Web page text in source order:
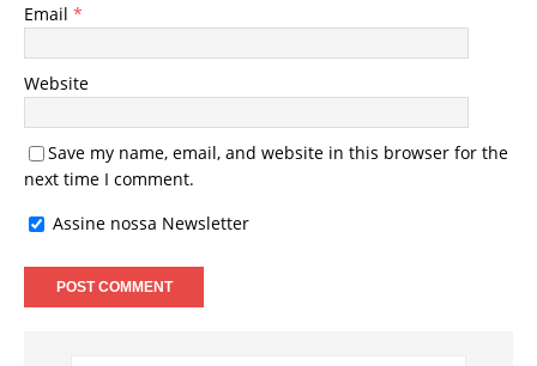
Email *
Website
Save my name, email, and website in this browser for the
next time I comment.
Assine nossa Newsletter